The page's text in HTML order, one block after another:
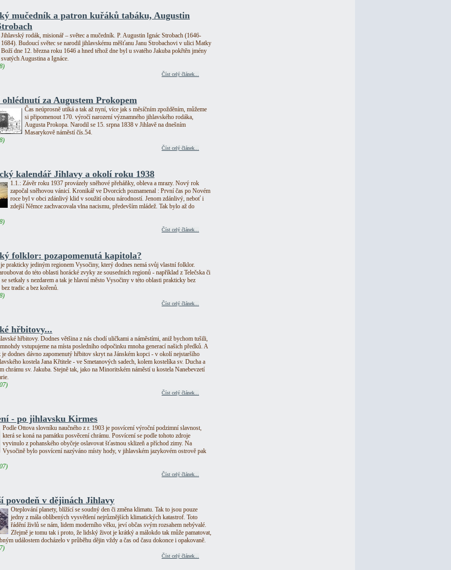
mučedník a patron kuřáků tabáku, Augustin
Jihlavský rodák, misionář – světec a mučedník. P. Augustin Ignác Strobach (1646-
1684). Budoucí světec se narodil jihlavskému měšťanu Janu Strobachovi v ulici Matky
Boží dne 12. března roku 1646 a hned téhož dne byl u svatého Jakuba pokřtěn jmény
svatých Augustina a Ignáce.
Číst celý článek...
za Augustem Prokopem
Čas neúprosně utíká a tak až nyní, více jak s měsíčním zpožděním, můžeme
si připomenout 170. výročí narození významného jihlavského rodáka,
Augusta Prokopa. Narodil se 15. srpna 1838 v Jihlavě na dnešním
Masarykově náměstí čís.54.
Číst celý článek...
kalendář Jihlavy a okolí roku 1938
1.1.: Závěr roku 1937 provázely sněhové přeháňky, obleva a mrazy. Nový rok
započal sněhovou vánicí. Kronikář ve Dvorcích poznamenal : První čas po Novém
roce byl v obci zdánlivý klid v soužití obou národností. Jenom zdánlivý, neboť i
zdejší Němce zachvacovala vlna nacismu, především mládež. Tak bylo až do
Číst celý článek...
folklor: pozapomenutá kapitola?
prakticky jediným regionem Vysočiny, který dodnes nemá svůj vlastní folklor.
do této oblasti horácké zvyky ze sousedních regionů - například z Telečska či
setkaly s nezdarem a tak je hlavní město Vysočiny v této oblasti prakticky bez
tradic a bez kořenů.
Číst celý článek...
hřbitovy...
hřbitovy. Dodnes většina z nás chodí uličkami a náměstími, aniž bychom tušili,
vstupujeme na místa posledního odpočinku mnoha generací našich předků. A
je dodnes dávno zapomenutý hřbitov skryt na Jánském kopci - v okolí nejstaršího
kostela Jana Křtitele - ve Smetanových sadech, kolem kostelíka sv. Ducha a
chrámu sv. Jakuba. Stejně tak, jako na Minoritském náměstí u kostela Nanebevzetí
Číst celý článek...
- po jihlavsku Kirmes
Podle Ottova slovníku naučného z r. 1903 je posvícení výroční podzimní slavnost,
která se koná na památku posvěcení chrámu. Posvícení se podle tohoto zdroje
vyvinulo z pohanského obyčeje oslavovat šťastnou sklizeň a příchod zimy. Na
Vysočině bylo posvícení nazýváno místy hody, v jihlavském jazykovém ostrově pak
Číst celý článek...
povodeň v dějinách Jihlavy
Oteplování planety, blížící se soudný den či změna klimatu. Tak to jsou pouze
jedny z mála oblíbených vysvětlení nejrůznějších klimatických katastrof. Toto
řádění živlů se nám, lidem moderního věku, jeví občas svým rozsahem nebývalé.
Zřejmě je tomu tak i proto, že lidský život je krátký a málokdo tak může pamatovat,
událostem docházelo v průběhu dějin vždy a čas od času dokonce i opakovaně.
Číst celý článek...